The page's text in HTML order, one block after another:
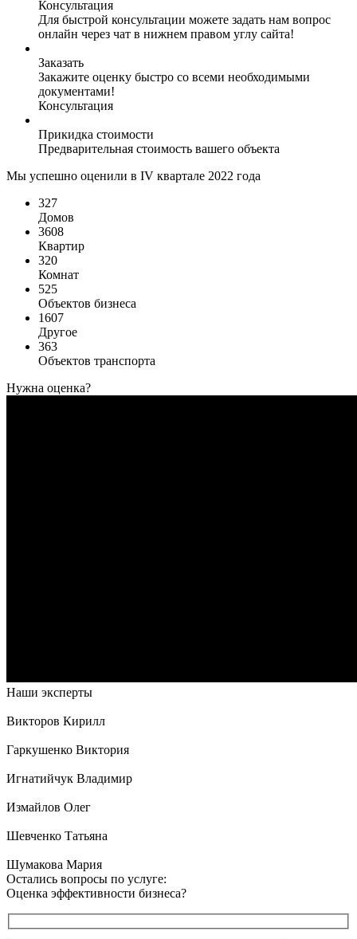
Консультация
Для быстрой консультации можете задать нам вопрос
онлайн через чат в нижнем правом углу сайта!
Заказать
Закажите оценку быстро со всеми необходимыми
документами!
Консультация
Прикидка стоимости
Предварительная стоимость вашего объекта
Мы успешно оценили в IV квартале 2022 года
327
Домов
3608
Квартир
320
Комнат
525
Объектов бизнеса
1607
Другое
363
Объектов транспорта
Нужна оценка?
Наши эксперты
Викторов Кирилл
Гаркушенко Виктория
Игнатийчук Владимир
Измайлов Олег
Шевченко Татьяна
Шумакова Мария
Остались вопросы по услуге:
Оценка эффективности бизнеса?